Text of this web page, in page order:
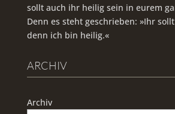
sollt auch ihr heilig sein in eurem
Denn es steht geschrieben: »Ihr
denn ich bin heilig.«
ARCHIV
Archiv